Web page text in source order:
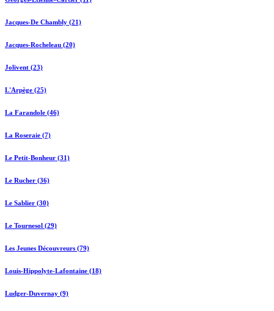
Jacques-De Chambly (21)
Jacques-Rocheleau (20)
Jolivent (23)
L'Arpège (25)
La Farandole (46)
La Roseraie (7)
Le Petit-Bonheur (31)
Le Rucher (36)
Le Sablier (30)
Le Tournesol (29)
Les Jeunes Découvreurs (79)
Louis-Hippolyte-Lafontaine (18)
Ludger-Duvernay (9)